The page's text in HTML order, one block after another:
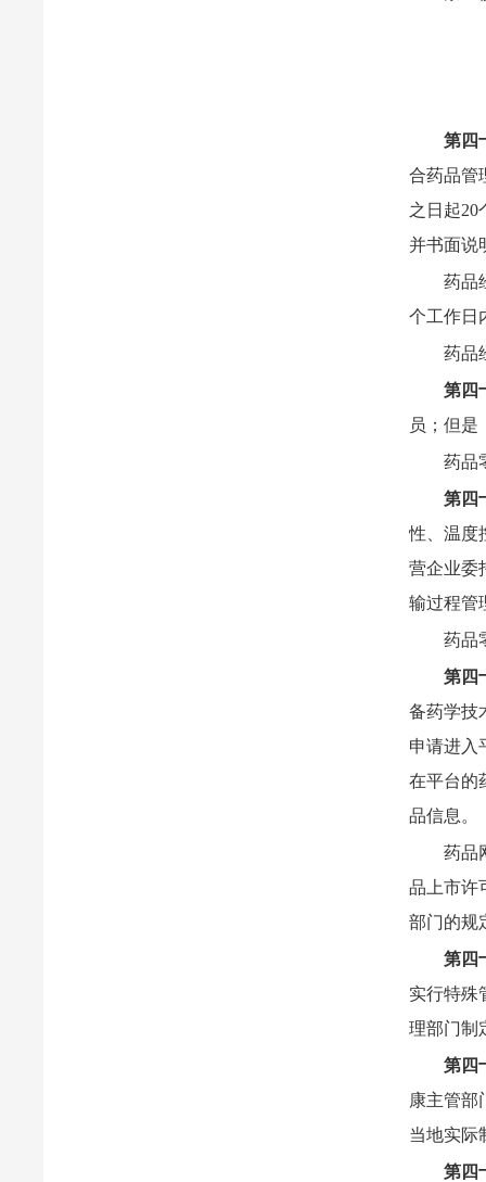
第四
合药品管
之日起20
并书面说
药品
个工作日
药品
第四
员；但是
药品
第四
性、温度
营企业委
输过程管
药品
第四
备药学技
申请进入
在平台的
品信息。
药品
品上市许
部门的规
第四
实行特殊
理部门制
第四
康主管部
当地实际
第四